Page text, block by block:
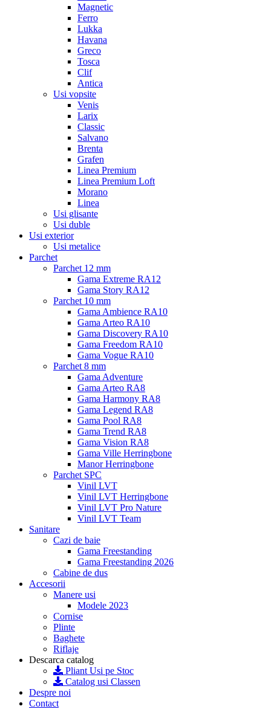
Magnetic
Ferro
Lukka
Havana
Greco
Tosca
Clif
Antica
Usi vopsite
Venis
Larix
Classic
Salvano
Brenta
Grafen
Linea Premium
Linea Premium Loft
Morano
Linea
Usi glisante
Usi duble
Usi exterior
Usi metalice
Parchet
Parchet 12 mm
Gama Extreme RA12
Gama Story RA12
Parchet 10 mm
Gama Ambience RA10
Gama Arteo RA10
Gama Discovery RA10
Gama Freedom RA10
Gama Vogue RA10
Parchet 8 mm
Gama Adventure
Gama Arteo RA8
Gama Harmony RA8
Gama Legend RA8
Gama Pool RA8
Gama Trend RA8
Gama Vision RA8
Gama Ville Herringbone
Manor Herringbone
Parchet SPC
Vinil LVT
Vinil LVT Herringbone
Vinil LVT Pro Nature
Vinil LVT Team
Sanitare
Cazi de baie
Gama Freestanding
Gama Freestanding 2026
Cabine de dus
Accesorii
Manere usi
Modele 2023
Cornise
Plinte
Baghete
Riflaje
Descarca catalog
Pliant Usi pe Stoc
Catalog usi Classen
Despre noi
Contact